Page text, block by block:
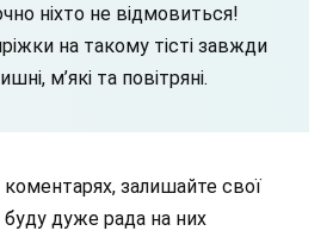
ніхто не відмовиться!
на такому тісті завжди
м’які та повітряні.
залишайте свої
буду дуже рада на них